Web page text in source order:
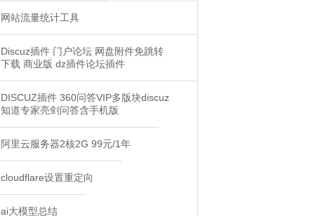
网站流量统计工具
Discuz插件 门户论坛 网盘附件免跳转
下载 商业版 dz插件论坛插件
DISCUZ插件 360问答VIP多版块discuz
知道专家亮剑问答含手机版
阿里云服务器2核2G 99元/1年
cloudflare设置重定向
ai大模型总结